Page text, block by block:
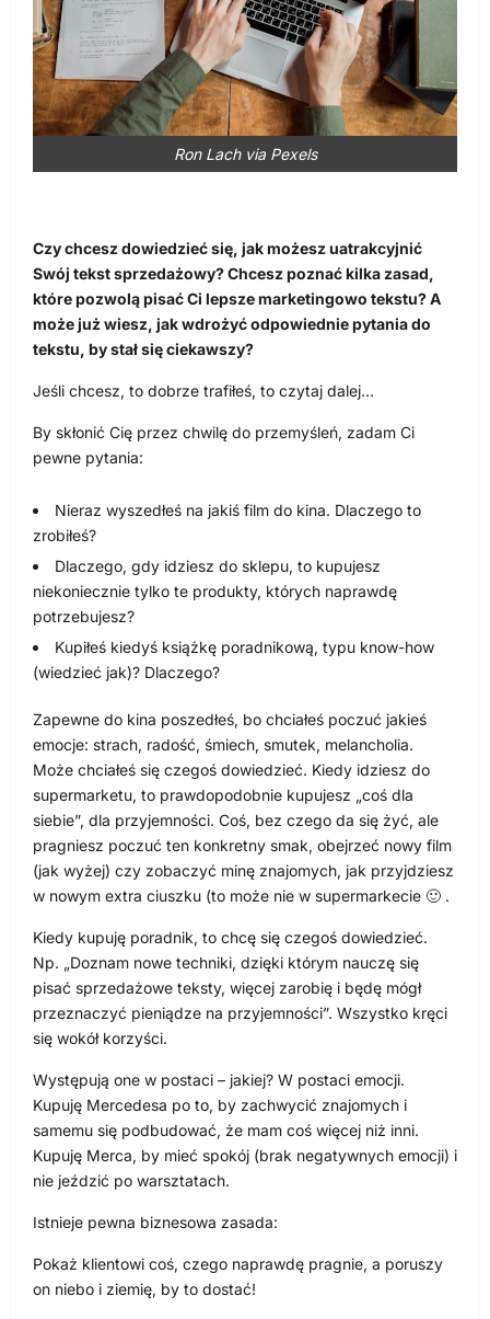
Ron Lach via Pexels
Czy chcesz dowiedzieć się, jak możesz uatrakcyjnić
Swój tekst sprzedażowy? Chcesz poznać kilka zasad,
które pozwolą pisać Ci lepsze marketingowo tekstu? A
może już wiesz, jak wdrożyć odpowiednie pytania do
tekstu, by stał się ciekawszy?
Jeśli chcesz, to dobrze trafiłeś, to czytaj dalej…
By skłonić Cię przez chwilę do przemyśleń, zadam Ci
pewne pytania:
Nieraz wyszedłeś na jakiś film do kina. Dlaczego to
zrobiłeś?
Dlaczego, gdy idziesz do sklepu, to kupujesz
niekoniecznie tylko te produkty, których naprawdę
potrzebujesz?
Kupiłeś kiedyś książkę poradnikową, typu know-how
(wiedzieć jak)? Dlaczego?
Zapewne do kina poszedłeś, bo chciałeś poczuć jakieś
emocje: strach, radość, śmiech, smutek, melancholia.
Może chciałeś się czegoś dowiedzieć. Kiedy idziesz do
supermarketu, to prawdopodobnie kupujesz „coś dla
siebie”, dla przyjemności. Coś, bez czego da się żyć, ale
pragniesz poczuć ten konkretny smak, obejrzeć nowy film
(jak wyżej) czy zobaczyć minę znajomych, jak przyjdziesz
w nowym extra ciuszku (to może nie w supermarkecie 🙂 .
Kiedy kupuję poradnik, to chcę się czegoś dowiedzieć.
Np. „Doznam nowe techniki, dzięki którym nauczę się
pisać sprzedażowe teksty, więcej zarobię i będę mógł
przeznaczyć pieniądze na przyjemności”. Wszystko kręci
się wokół korzyści.
Występują one w postaci – jakiej? W postaci emocji.
Kupuję Mercedesa po to, by zachwycić znajomych i
samemu się podbudować, że mam coś więcej niż inni.
Kupuję Merca, by mieć spokój (brak negatywnych emocji) i
nie jeździć po warsztatach.
Istnieje pewna biznesowa zasada:
Pokaż klientowi coś, czego naprawdę pragnie, a poruszy
on niebo i ziemię, by to dostać!